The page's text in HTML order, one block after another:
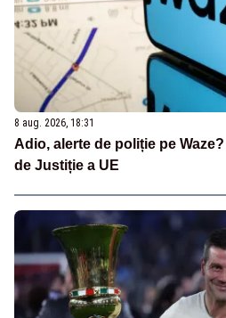
8 aug. 2026, 18:31
Adio, alerte de poliție pe
de Justiție a UE